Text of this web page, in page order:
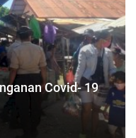
Covid- 19